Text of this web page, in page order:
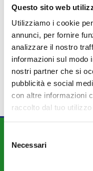
Questo sito web
Utilizziamo i cookie
annunci, per fornire
analizzare il nostro
informazioni sul modo
nostri partner che si
pubblicità e social
con altre informazioni
raccolto dal tuo
delNecessari
POLITICHE
TRIBUTI,
GIOCO